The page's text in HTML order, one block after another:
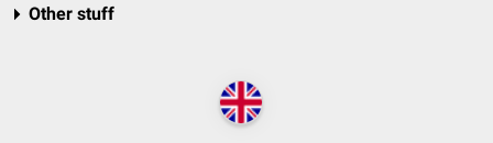
Other stuff